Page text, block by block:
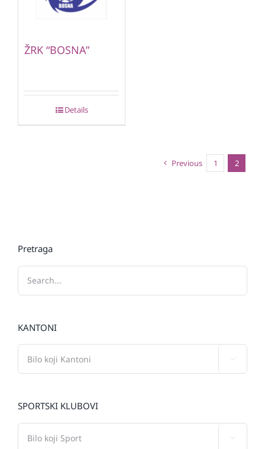
ŽRK “BOSNA”
Details
Previous 1 2
Pretraga
KANTONI
SPORTSKI KLUBOVI